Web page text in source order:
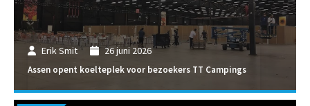
Erik Smit 26 juni 2026
Assen opent koelteplek voor bezoekers TT Campings